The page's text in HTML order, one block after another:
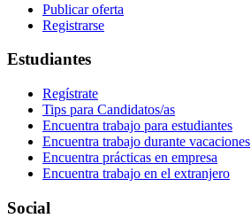
Publicar oferta
Registrarse
Estudiantes
Regístrate
Tips para Candidatos/as
Encuentra trabajo para estudiantes
Encuentra trabajo durante vacaciones
Encuentra prácticas en empresa
Encuentra trabajo en el extranjero
Social